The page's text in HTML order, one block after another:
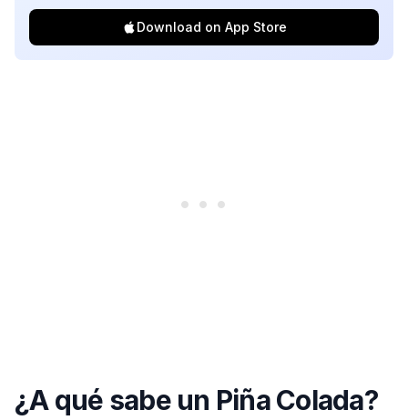
Download on App Store
¿A qué sabe un Piña Colada?